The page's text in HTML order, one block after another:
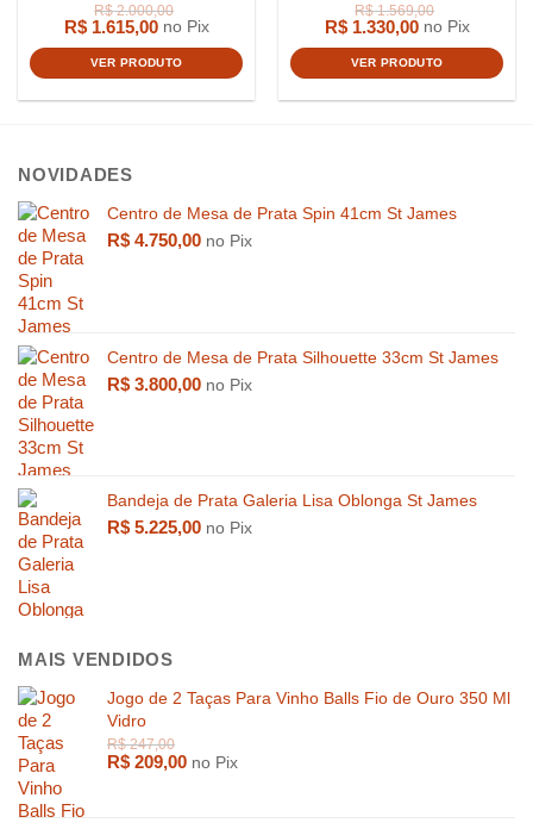
R$1.615,00 no Pix
VER PRODUTO
R$1.330,00 no Pix
VER PRODUTO
NOVIDADES
Centro de Mesa de Prata Spin 41cm St James
R$ 4.750,00 no Pix
Centro de Mesa de Prata Silhouette 33cm St James
R$ 3.800,00 no Pix
Bandeja de Prata Galeria Lisa Oblonga St James
R$ 5.225,00 no Pix
MAIS VENDIDOS
Jogo de 2 Taças Para Vinho Balls Fio de Ouro 350 Ml
Vidro
R$ 209,00 no Pix